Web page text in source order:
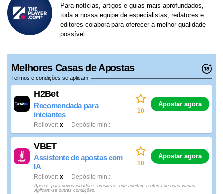
Para notícias, artigos e guias mais aprofundados,
toda a nossa equipe de especialistas, redatores e
editores colabora para oferecer a melhor qualidade
possível.
Melhores Casas de Apostas
Termos e condições se aplicam
H2Bet
Recomendada para
iniciantes
x
Rollover Depósito min.
10
Apostar agora
VBET
Assistente de apostas com
IA
x
Rollover Depósito min.
10
Apostar agora
Apenas para novos jogadores brasileiros que aceitam a oferta de boas-vindas.
Aplicam-se outras condições.